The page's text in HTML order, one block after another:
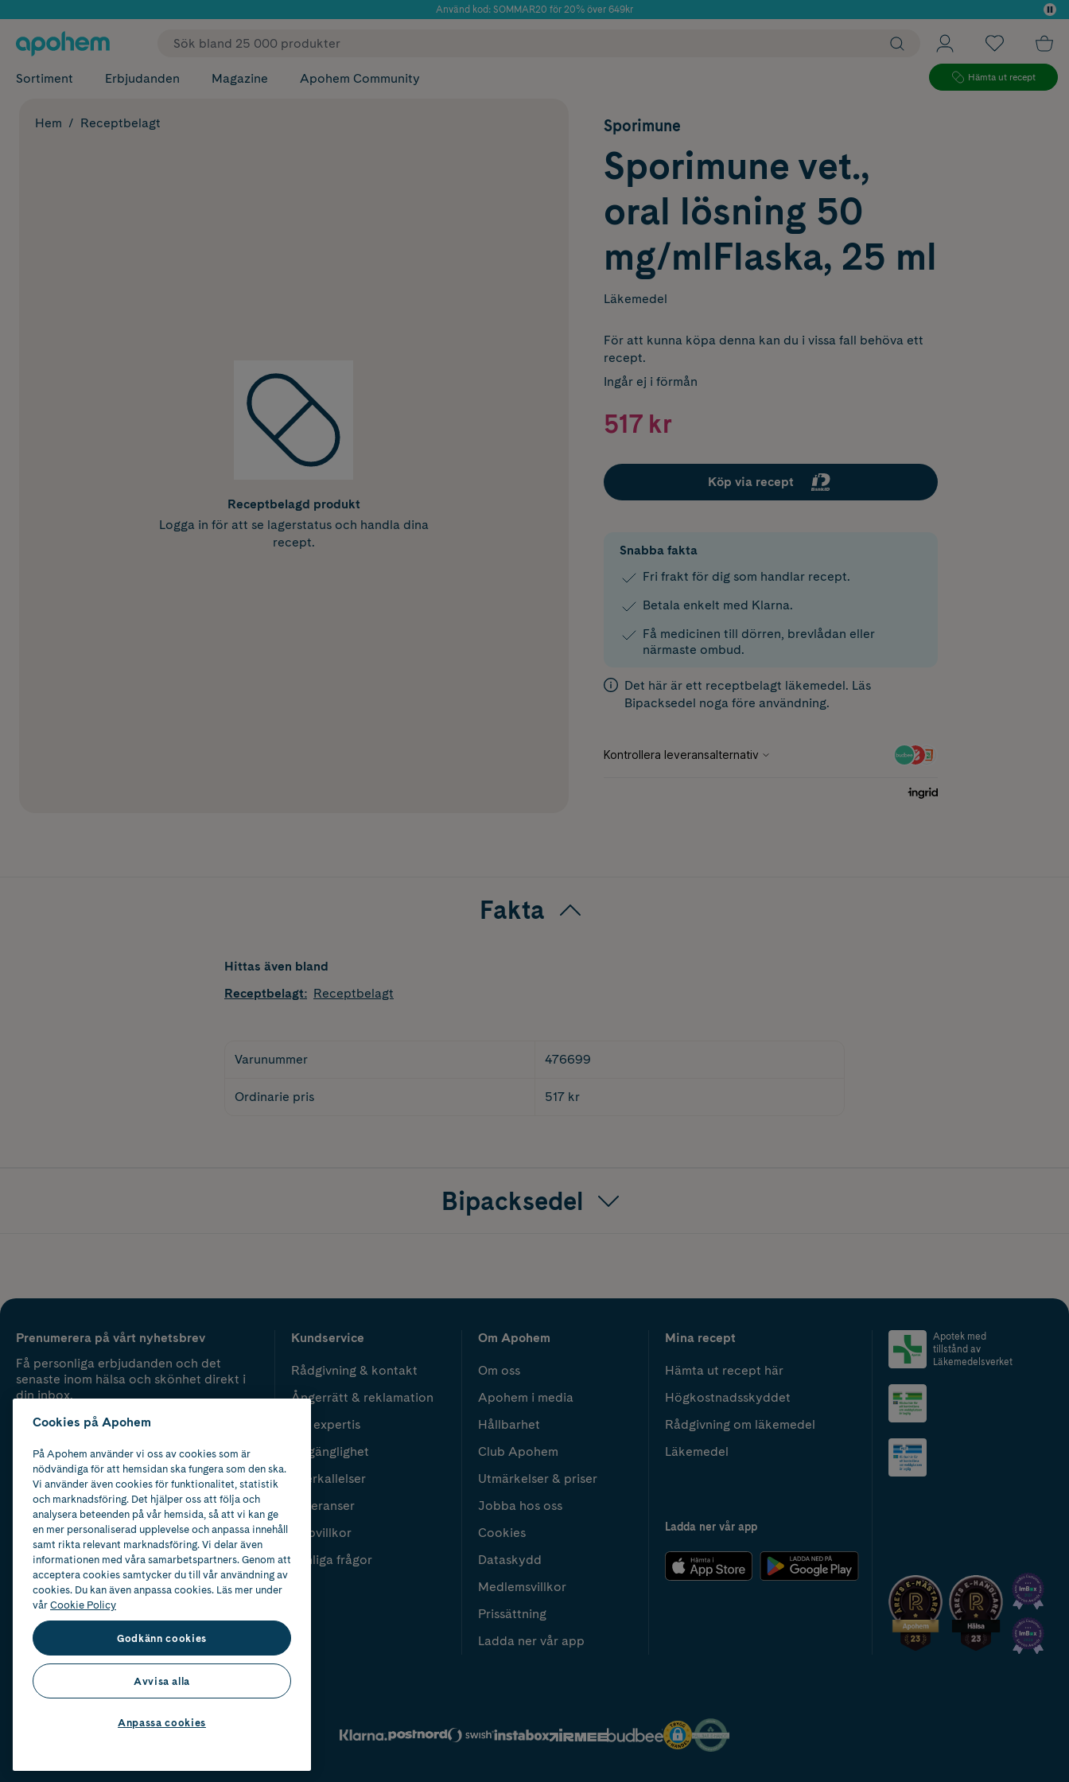
Använd kod: SOMMAR20 för 20% över 649kr
✓ Fri frakt
Sortiment Erbjudanden Magazine Apohem Community Hämta ut recept
Hem Receptbelagt
Receptbelagd produkt
Logga in för att se lagerstatus och handla dina
recept.
Sporimune
Sporimune vet.,
oral lösning 50
mg/mlFlaska, 25 ml
Läkemedel
För att kunna köpa denna kan du i vissa fall behöva ett
recept.
Ingår ej i förmån
517 kr
Köp via recept
Snabba fakta
Fri frakt för dig som handlar recept.
Betala enkelt med Klarna.
Få medicinen till dörren, brevlådan eller
närmaste ombud.
Det här är ett receptbelagt läkemedel. Läs
Bipacksedel noga före användning.
Fakta
Hittas även bland
Receptbelagt: Receptbelagt
Varunummer 476699
Ordinarie pris 517 kr
Bipacksedel
Prenumerera på vårt nyhetsbrev
Få personliga erbjudanden och det
senaste inom hälsa och skönhet direkt i
din inbox.
Kundservice
Rådgivning & kontakt
Ångerrätt & reklamation
Vår expertis
Tillgänglighet
Återkallelser
Leveranser
Köpvillkor
Vanliga frågor
Om Apohem
Om oss
Apohem i media
Hållbarhet
Club Apohem
Utmärkelser & priser
Jobba hos oss
Cookies
Dataskydd
Medlemsvillkor
Prissättning
Ladda ner vår app
Mina recept
Hämta ut recept här
Högkostnadsskyddet
Rådgivning om läkemedel
Läkemedel
Ladda ner vår app
Apotek med
tillstånd av
Läkemedelsverket
2024
Cookies på Apohem
På Apohem använder vi oss av cookies som är
nödvändiga för att hemsidan ska fungera som den ska.
Vi använder även cookies för funktionalitet, statistik
och marknadsföring. Det hjälper oss att följa och
analysera beteenden på vår hemsida, så att vi kan ge
en mer personaliserad upplevelse och anpassa innehåll
samt rikta relevant marknadsföring. Vi delar även
informationen med våra samarbetspartners. Genom att
acceptera cookies samtycker du till vår användning av
cookies. Du kan även anpassa cookies. Läs mer under
vårCookie Policy
Godkänn cookies
Avvisa alla
Anpassa cookies